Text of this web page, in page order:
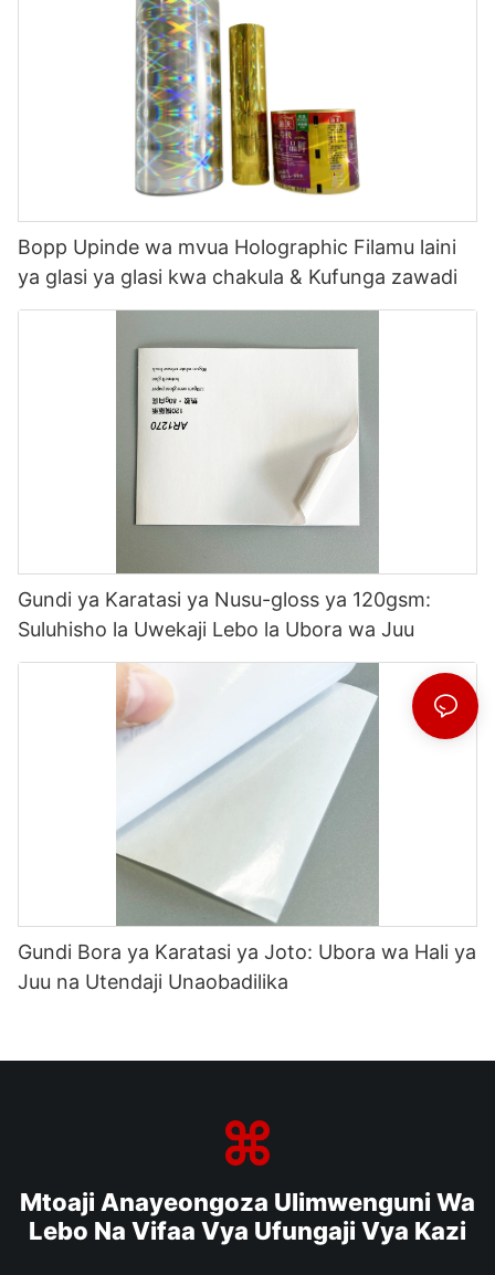
Bopp Upinde wa mvua Holographic Filamu laini
ya glasi ya glasi kwa chakula & Kufunga zawadi
Gundi ya Karatasi ya Nusu-gloss ya 120gsm:
Suluhisho la Uwekaji Lebo la Ubora wa Juu
Gundi Bora ya Karatasi ya Joto: Ubora wa Hali ya
Juu na Utendaji Unaobadilika
Mtoaji Anayeongoza Ulimwenguni Wa
Lebo Na Vifaa Vya Ufungaji Vya Kazi